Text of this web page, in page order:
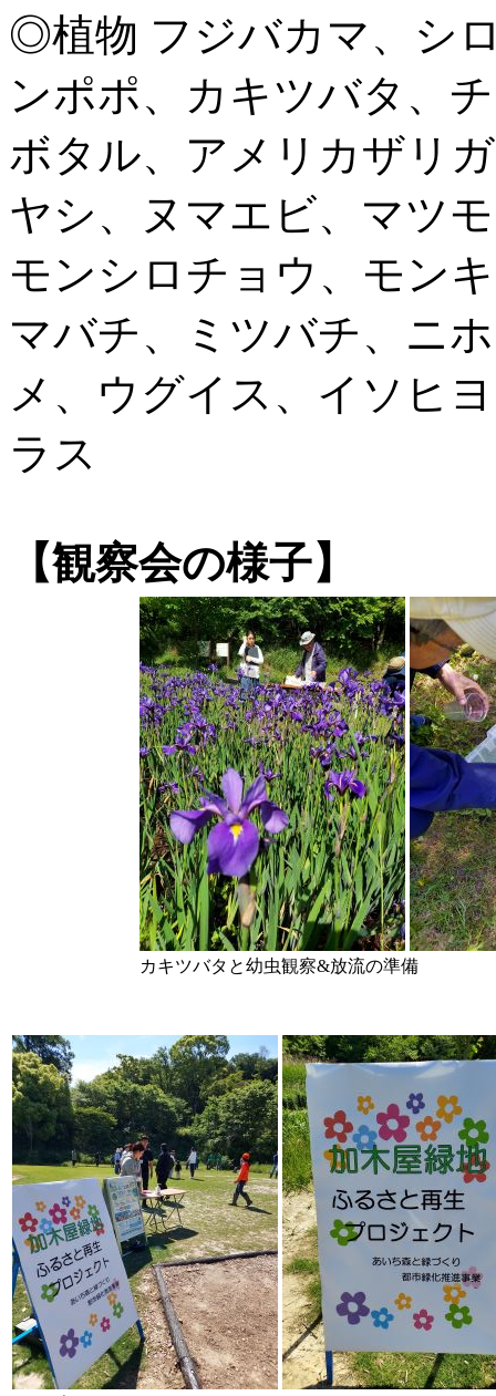
◎植物 フジバカマ、シ
ンポポ、カキツバタ、
ボタル、アメリカザリ
ヤシ、ヌマエビ、マツ
モンシロチョウ、モン
マバチ、ミツバチ、ニ
メ、ウグイス、イソヒ
ラス
【観察会の様子】
カキツバタと幼虫観察&放流の準備